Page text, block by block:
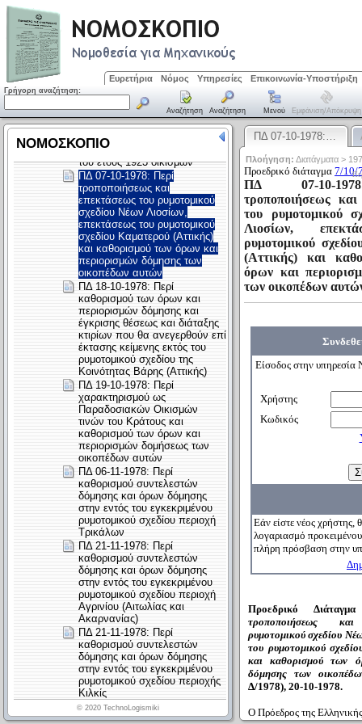
Ευρετήρια Νόμος Υπηρεσίες Επικοινωνία-Υποστήριξη
Γρήγορη αναζήτηση:
Αναζήτηση Αναζήτηση Μενού Εμφάνιση/απόκρυψη
ΠΔ 07-10-1978:…